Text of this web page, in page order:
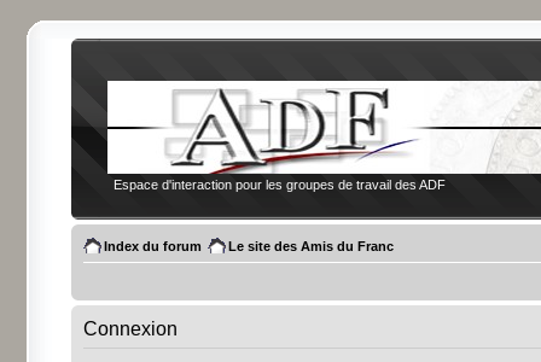
Espace d'interaction pour les groupes de travail des ADF
Index du forum Le site des Amis du Franc
Connexion